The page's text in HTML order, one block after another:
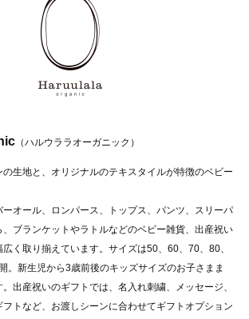
（ハルウララオーガニック）
生地と、オリジナルのテキスタイルが特徴のベビー
オール、ロンパース、トップス、パンツ、スリーパ
ブランケットやラトルなどのベビー雑貨、出産祝い
く取り揃えています。サイズは50、60、70、80、
。新生児から3歳前後のキッズサイズのお子さまま
出産祝いのギフトでは、名入れ刺繍、メッセージ、
トなど、お渡しシーンに合わせてギフトオプション